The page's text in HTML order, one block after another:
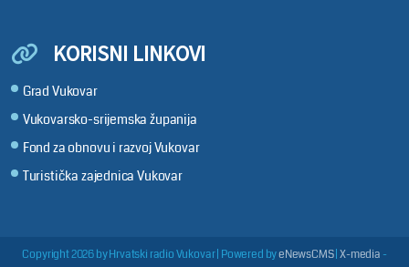
KORISNI LINKOVI
Grad Vukovar
Vukovarsko-srijemska županija
Fond za obnovu i razvoj Vukovar
Turistička zajednica Vukovar
Copyright 2026 by Hrvatski radio Vukovar| Powered byeNewsCMS|X-media -